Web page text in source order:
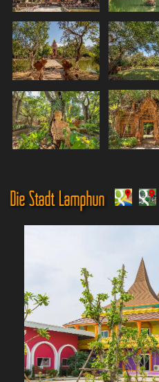
Die Stadt Lamphun